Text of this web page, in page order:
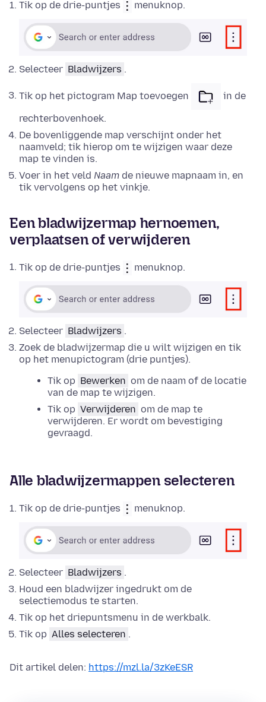
Tik op de drie-puntjes menuknop.
Selecteer Bladwijzers .
Tik op het pictogram Map toevoegen in de
rechterbovenhoek.
De bovenliggende map verschijnt onder het
naamveld; tik hierop om te wijzigen waar deze
map te vinden is.
Voer in het veld Naam de nieuwe mapnaam in, en
tik vervolgens op het vinkje.
Een bladwijzermap hernoemen,
verplaatsen of verwijderen
Tik op de drie-puntjes menuknop.
Selecteer Bladwijzers .
Zoek de bladwijzermap die u wilt wijzigen en tik
op het menupictogram (drie puntjes).
Tik op Bewerken om de naam of de locatie
van de map te wijzigen.
Tik op Verwijderen om de map te
verwijderen. Er wordt om bevestiging
gevraagd.
Alle bladwijzermappen selecteren
Tik op de drie-puntjes menuknop.
Selecteer Bladwijzers .
Houd een bladwijzer ingedrukt om de
selectiemodus te starten.
Tik op het driepuntsmenu in de werkbalk.
Tik op Alles selecteren .
Dit artikel delen: https://mzl.la/3zKeESR